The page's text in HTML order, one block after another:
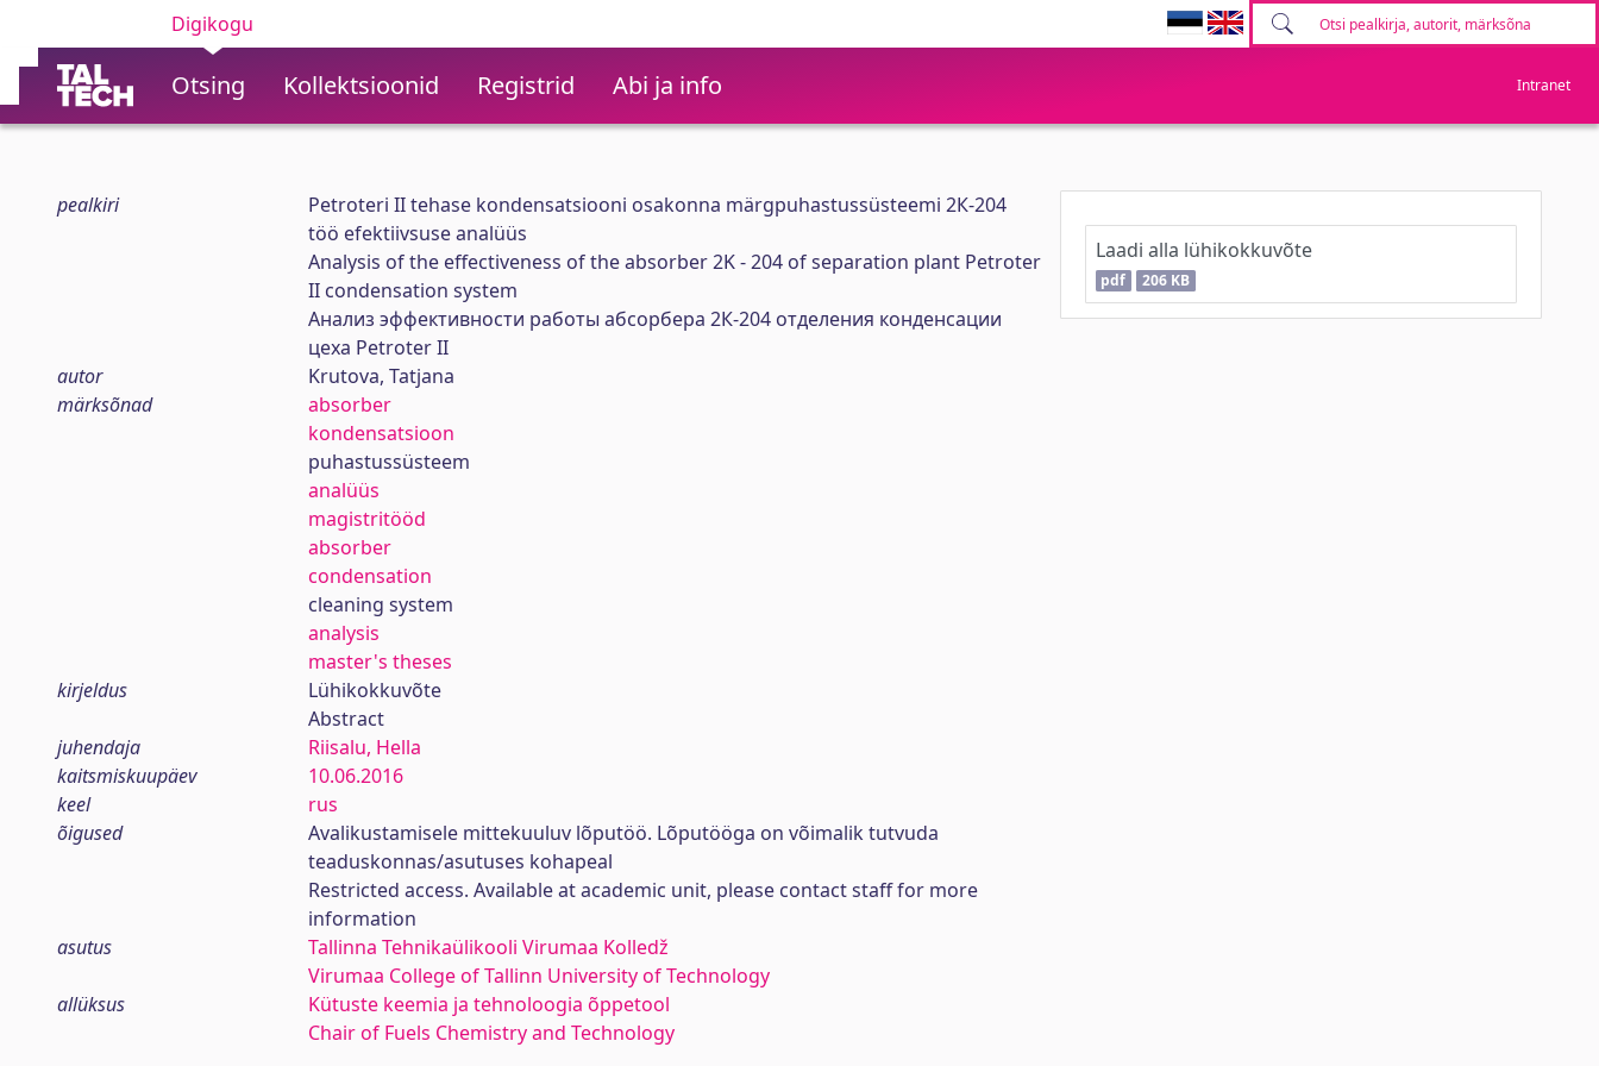
Digikogu
Otsing Kollektsioonid Registrid Abi ja info Intranet
pealkiri
Petroteri II tehase kondensatsiooni osakonna märgpuhastussüsteemi 2К-204
töö efektiivsuse analüüs
Analysis of the effectiveness of the absorber 2K - 204 of separation plant Petroter
II condensation system
Анализ эффективности работы абсорбера 2К-204 отделения конденсации
цеха Petroter II
autor
Krutova, Tatjana
märksõnad
absorber
kondensatsioon
puhastussüsteem
analüüs
magistritööd
absorber
condensation
cleaning system
analysis
master's theses
kirjeldus
Lühikokkuvõte
Abstract
juhendaja
Riisalu, Hella
kaitsmiskuupäev
10.06.2016
keel
rus
õigused
Avalikustamisele mittekuuluv lõputöö. Lõputööga on võimalik tutvuda
teaduskonnas/asutuses kohapeal
Restricted access. Available at academic unit, please contact staff for more
information
asutus
Tallinna Tehnikaülikooli Virumaa Kolledž
Virumaa College of Tallinn University of Technology
allüksus
Kütuste keemia ja tehnoloogia õppetool
Chair of Fuels Chemistry and Technology
Laadi alla lühikokkuvõte
pdf 206 KB